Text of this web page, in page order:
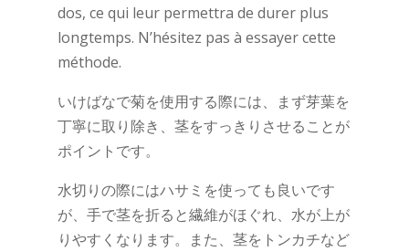
dos, ce qui leur permettra de durer plus
longtemps. N’hésitez pas à essayer cette
méthode.
いけばなで菊を使用する際には、まず芽葉を
丁寧に取り除き、茎をすっきりさせることが
ポイントです。
水切りの際にはハサミを使っても良いです
が、手で茎を折ると繊維がほぐれ、水が上が
りやすくなります。また、茎をトンカチなど